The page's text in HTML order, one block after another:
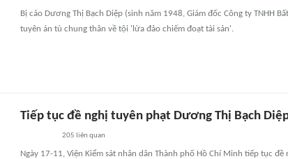
Bị cáo Dương Thị Bạch Diệp (sinh năm 1948, Giám đốc Công ty TNHH
tuyên án tù chung thân về tội 'lừa đảo chiếm đoạt tài sản'.
Tiếp tục đề nghị tuyên phạt Dương Thị Bạch
205 liên quan
Ngày 17-11, Viện Kiểm sát nhân dân Thành phố Hồ Chí Minh tiếp tục đề